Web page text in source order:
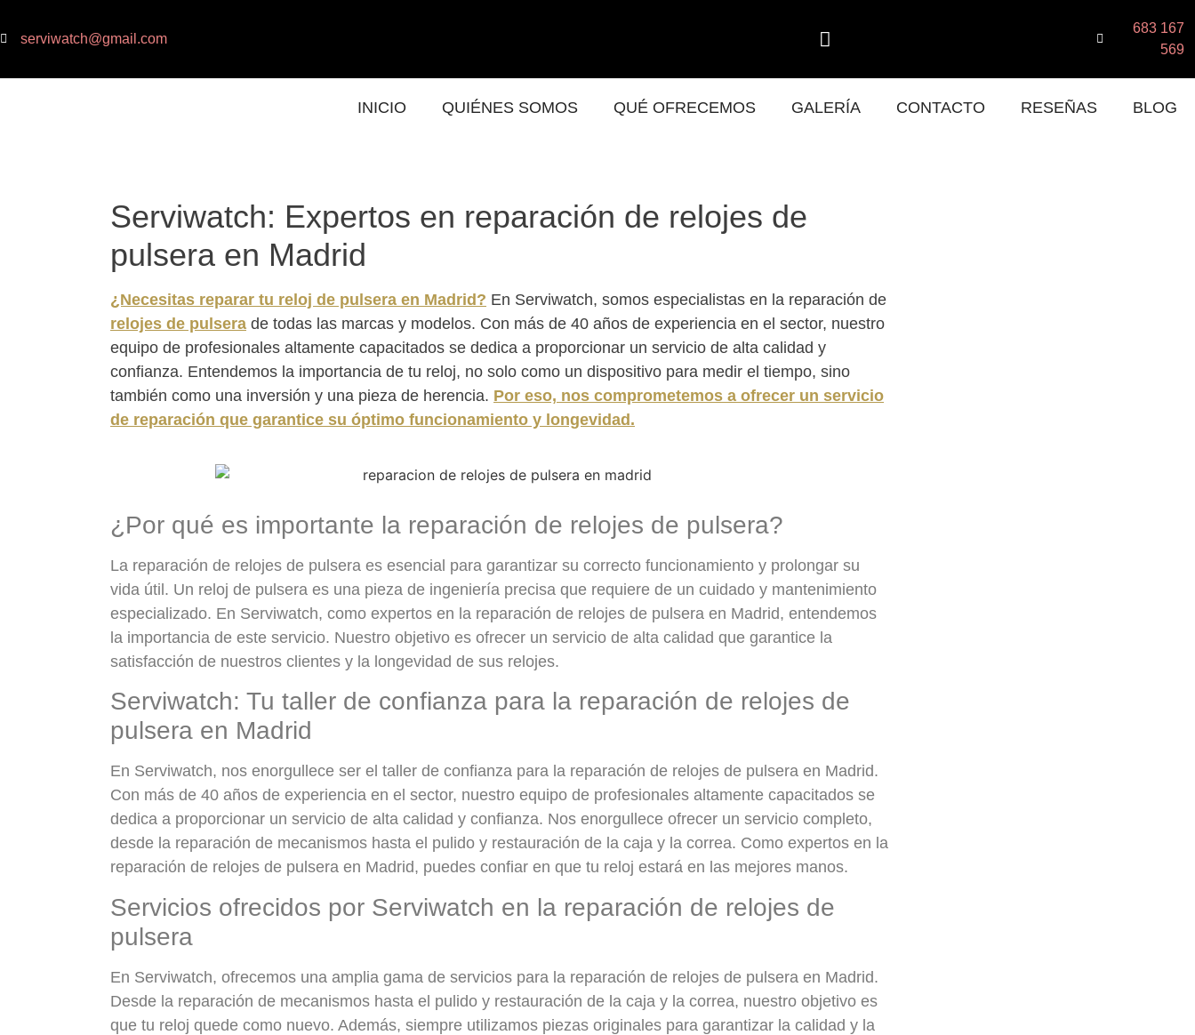
serviwatch@gmail.com
683 167
569
INICIO QUIÉNES SOMOS QUÉ OFRECEMOS GALERÍA CONTACTO RESEÑAS BLOG
Serviwatch: Expertos en reparación de relojes de
pulsera en Madrid
¿Necesitas reparar tu reloj de pulsera en Madrid? En Serviwatch, somos especialistas en la reparación de
relojes de pulsera de todas las marcas y modelos. Con más de 40 años de experiencia en el sector, nuestro
equipo de profesionales altamente capacitados se dedica a proporcionar un servicio de alta calidad y
confianza. Entendemos la importancia de tu reloj, no solo como un dispositivo para medir el tiempo, sino
también como una inversión y una pieza de herencia. Por eso, nos comprometemos a ofrecer un servicio
de reparación que garantice su óptimo funcionamiento y longevidad.
¿Por qué es importante la reparación de relojes de pulsera?
La reparación de relojes de pulsera es esencial para garantizar su correcto funcionamiento y prolongar su
vida útil. Un reloj de pulsera es una pieza de ingeniería precisa que requiere de un cuidado y mantenimiento
especializado. En Serviwatch, como expertos en la reparación de relojes de pulsera en Madrid, entendemos
la importancia de este servicio. Nuestro objetivo es ofrecer un servicio de alta calidad que garantice la
satisfacción de nuestros clientes y la longevidad de sus relojes.
Serviwatch: Tu taller de confianza para la reparación de relojes de
pulsera en Madrid
En Serviwatch, nos enorgullece ser el taller de confianza para la reparación de relojes de pulsera en Madrid.
Con más de 40 años de experiencia en el sector, nuestro equipo de profesionales altamente capacitados se
dedica a proporcionar un servicio de alta calidad y confianza. Nos enorgullece ofrecer un servicio completo,
desde la reparación de mecanismos hasta el pulido y restauración de la caja y la correa. Como expertos en la
reparación de relojes de pulsera en Madrid, puedes confiar en que tu reloj estará en las mejores manos.
Servicios ofrecidos por Serviwatch en la reparación de relojes de
pulsera
En Serviwatch, ofrecemos una amplia gama de servicios para la reparación de relojes de pulsera en Madrid.
Desde la reparación de mecanismos hasta el pulido y restauración de la caja y la correa, nuestro objetivo es
que tu reloj quede como nuevo. Además, siempre utilizamos piezas originales para garantizar la calidad y la